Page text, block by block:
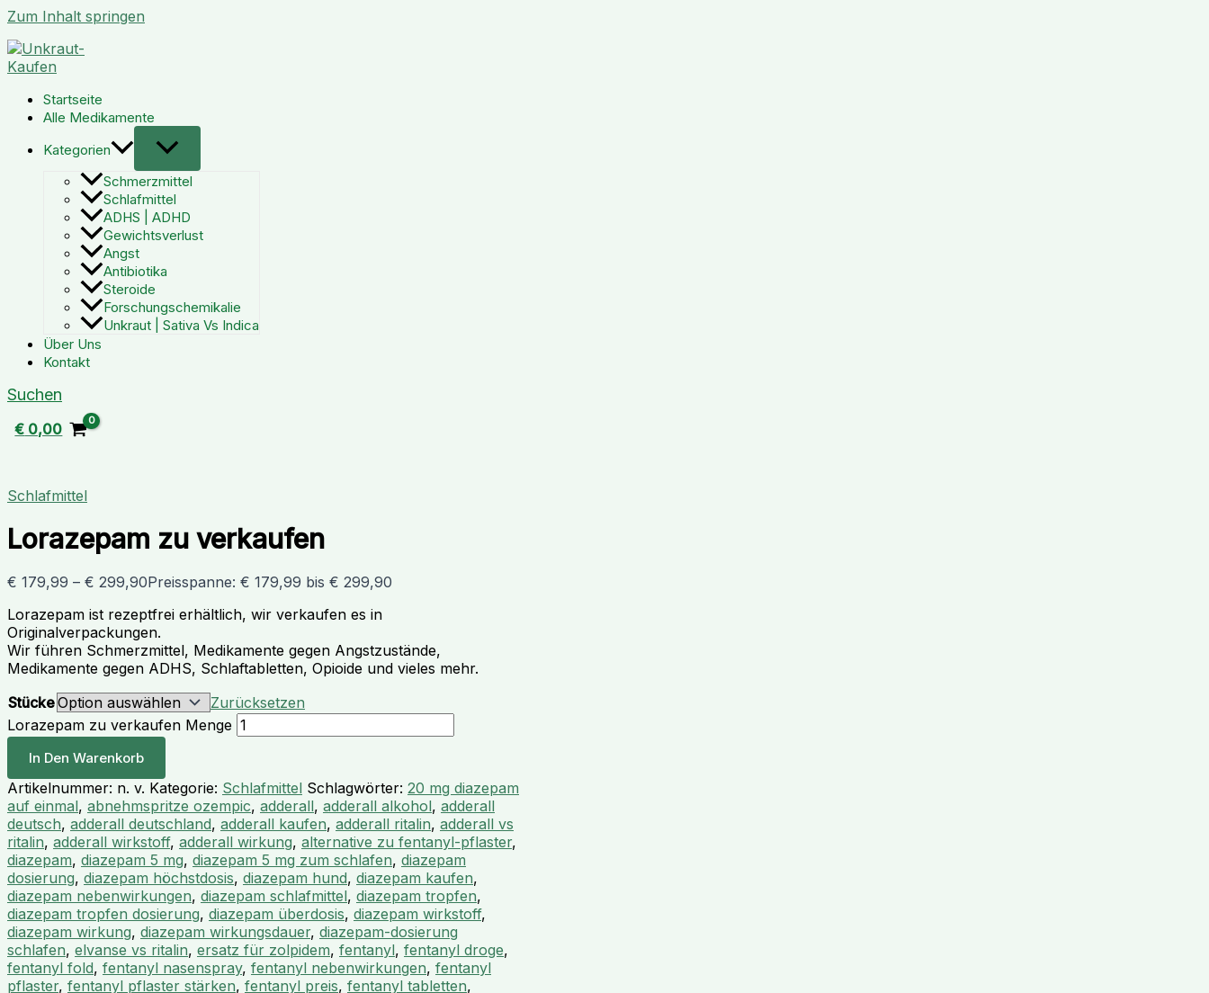
Zum Inhalt springen
Startseite
Alle Medikamente
Kategorien
Schmerzmittel
Schlafmittel
ADHS | ADHD
Gewichtsverlust
Angst
Antibiotika
Steroide
Forschungschemikalie
Unkraut | Sativa Vs Indica
Über Uns
Kontakt
Suchen
€ 0,00
Schlafmittel
Lorazepam zu verkaufen
€ 179,99 – € 299,90Preisspanne: € 179,99 bis € 299,90
Lorazepam ist rezeptfrei erhältlich, wir verkaufen es in
Originalverpackungen.
Wir führen Schmerzmittel, Medikamente gegen Angstzustände,
Medikamente gegen ADHS, Schlaftabletten, Opioide und vieles mehr.
Stücke
Zurücksetzen
Lorazepam zu verkaufen Menge
In Den Warenkorb
Artikelnummer: n. v. Kategorie: Schlafmittel Schlagwörter: 20 mg diazepam
auf einmal, abnehmspritze ozempic, adderall, adderall alkohol, adderall
deutsch, adderall deutschland, adderall kaufen, adderall ritalin, adderall vs
ritalin, adderall wirkstoff, adderall wirkung, alternative zu fentanyl-pflaster,
diazepam, diazepam 5 mg, diazepam 5 mg zum schlafen, diazepam
dosierung, diazepam höchstdosis, diazepam hund, diazepam kaufen,
diazepam nebenwirkungen, diazepam schlafmittel, diazepam tropfen,
diazepam tropfen dosierung, diazepam überdosis, diazepam wirkstoff,
diazepam wirkung, diazepam wirkungsdauer, diazepam-dosierung
schlafen, elvanse vs ritalin, ersatz für zolpidem, fentanyl, fentanyl droge,
fentanyl fold, fentanyl nasenspray, fentanyl nebenwirkungen, fentanyl
pflaster, fentanyl pflaster stärken, fentanyl preis, fentanyl tabletten,